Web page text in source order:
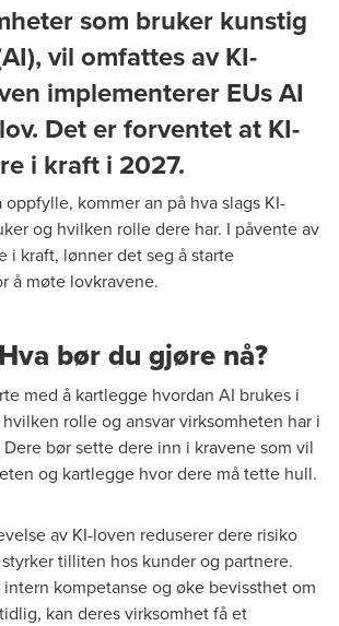
som bruker kunstig
vil omfattes av KI-
implementerer EUs AI
Det er forventet at KI-
i kraft i 2027.
kommer an på hva slags KI-
og hvilken rolle dere har. I påvente av
i kraft, lønner det seg å starte
å møte lovkravene.
bør du gjøre nå?
med å kartlegge hvordan AI brukes i
rolle og ansvar virksomheten har i
bør sette dere inn i kravene som vil
og kartlegge hvor dere må tette hull.
av KI-loven reduserer dere risiko
tilliten hos kunder og partnere.
kompetanse og øke bevissthet om
kan deres virksomhet få et